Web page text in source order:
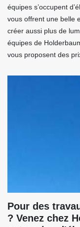
équipes s’occupent
vous offrent une belle
créer aussi plus de
équipes de
vous proposent des
Pour des
? Venez chez